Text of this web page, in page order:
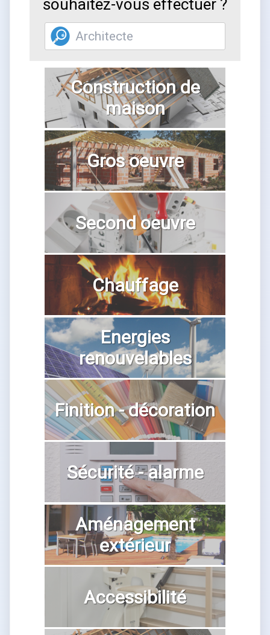
souhaitez-vous effectuer ?
Construction de
maison
Gros oeuvre
Second oeuvre
Chauffage
Energies
renouvelables
Finition - décoration
Sécurité - alarme
Aménagement
extérieur
Accessibilité